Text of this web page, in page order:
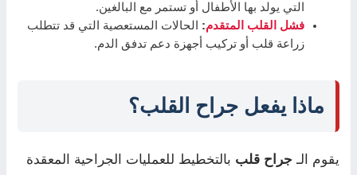
التي يولد بها الأطفال أو تستمر مع البالغين.
فشل القلب المتقدم: الحالات المستعصية التي قد تتطلب
زراعة قلب أو تركيب أجهزة دعم تدفق الدم.
ماذا يفعل جراح القلب؟
يقوم الـ جراح قلب بالتخطيط للعمليات الجراحية المعقدة